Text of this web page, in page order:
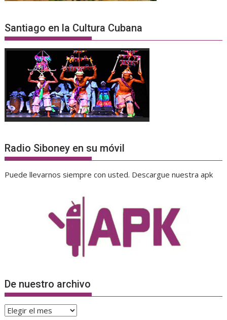
Santiago en la Cultura Cubana
Radio Siboney en su móvil
Puede llevarnos siempre con usted. Descargue nuestra apk
De nuestro archivo
De